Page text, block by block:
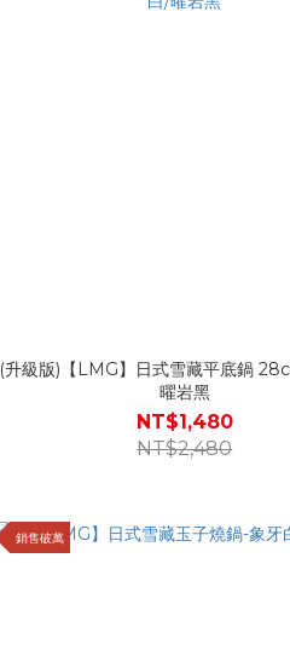
(升級版)【LMG】日式雪藏平底鍋
曜岩黑
NT$1,480
NT$2,480
銷售破萬